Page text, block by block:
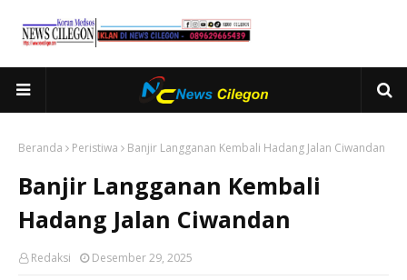
Beranda Peristiwa Banjir Langganan Kembali Hadang Jalan Ciwandan
Banjir Langganan Kembali
Hadang Jalan Ciwandan
Redaksi Desember 29, 2025